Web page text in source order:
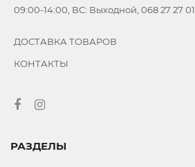
09:00-14:00, ВС: Выходной, 068 27 27 01
ДОСТАВКА ТОВАРОВ
КОНТАКТЫ
РАЗДЕЛЫ